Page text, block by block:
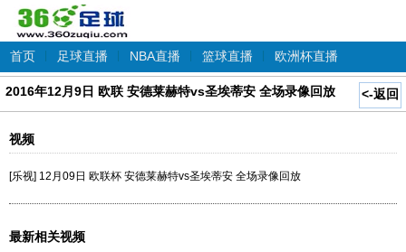
首页 足球直播 NBA直播 篮球直播 欧洲杯直播
<-返回
2016年12月9日 欧联 安德莱赫特vs圣埃蒂安 全场录像回放
视频
[乐视] 12月09日 欧联杯 安德莱赫特vs圣埃蒂安 全场录像回放
最新相关视频